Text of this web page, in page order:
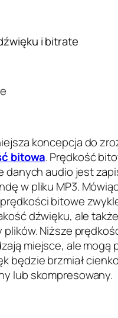
i bitrate
koncepcja do
bitowa. Prędkość
danych audio jest
w pliku MP3.
bitowe
dźwięku, ale
plików. Niższe
miejsce, ale mogą
będzie brzmiał
lub skompresowany.